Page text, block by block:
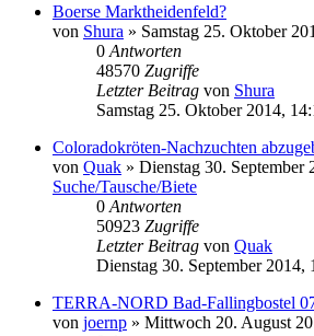
Boerse Marktheidenfeld?
von Shura » Samstag 25. Oktober
0 Antworten
48570 Zugriffe
Letzter Beitrag von Shura
Samstag 25. Oktober 2014,
Coloradokröten-Nachzuchten
von Quak » Dienstag 30. September
Suche/Tausche/Biete
0 Antworten
50923 Zugriffe
Letzter Beitrag von Quak
Dienstag 30. September 2014,
TERRA-NORD Bad-Fallingbostel
von joernp » Mittwoch 20. August